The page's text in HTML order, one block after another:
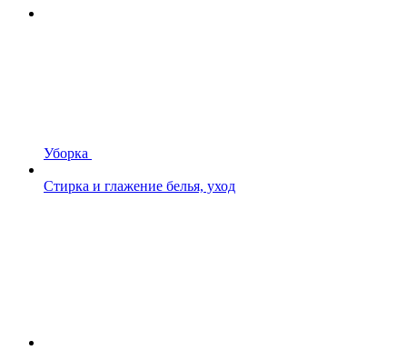
Уборка
Стирка и глажение белья, уход